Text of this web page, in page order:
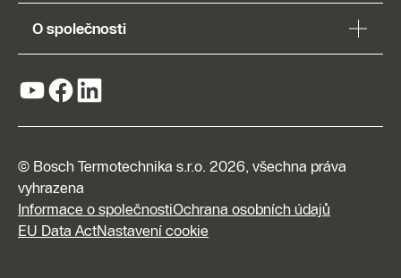
O společnosti
© Bosch Termotechnika s.r.o. 2026, všechna práva
vyhrazena
Informace o společnostiOchrana osobních údajů
EU Data ActNastavení cookie